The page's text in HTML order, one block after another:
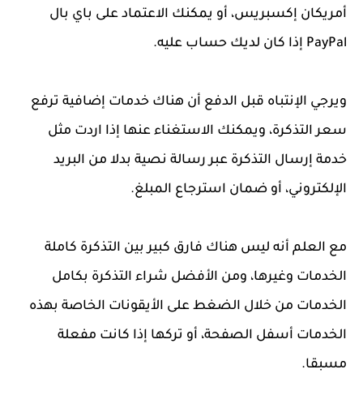
أمريكان إكسبريس، أو يمكنك الاعتماد على باي بال
PayPal إذا كان لديك حساب عليه.
ويرجي الإنتباه قبل الدفع أن هناك خدمات إضافية ترفع
سعر التذكرة، ويمكنك الاستغناء عنها إذا اردت مثل
خدمة إرسال التذكرة عبر رسالة نصية بدلا من البريد
الإلكتروني، أو ضمان استرجاع المبلغ.
مع العلم أنه ليس هناك فارق كبير بين التذكرة كاملة
الخدمات وغيرها، ومن الأفضل شراء التذكرة بكامل
الخدمات من خلال الضغط على الأيقونات الخاصة بهذه
الخدمات أسفل الصفحة، أو تركها إذا كانت مفعلة
مسبقا.